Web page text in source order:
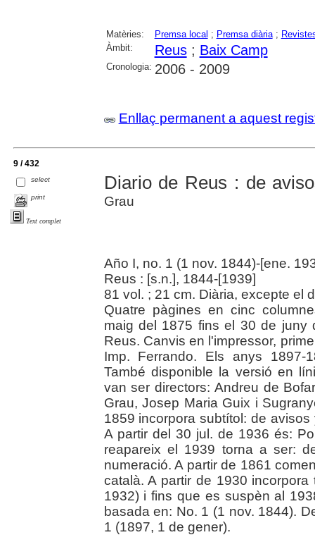
Matèries: Premsa local ; Premsa diària;
Àmbit:
Reus; Baix Camp
Cronologia: 2006 - 2009
Enllaç permanent a aquest
9 / 432
select
print
Text complet
Diario de Reus : de
Grau
Año I, no. 1 (1 nov. 1844)-[ene.
Reus : [s.n.], 1844-[1939]
81 vol. ; 21 cm. Diària, excepte el
Quatre pàgines en cinc
maig del 1875 fins el 30 de juny
Reus. Canvis en l'impressor,
Imp. Ferrando. Els anys 1897-
També disponible la versió en
van ser directors: Andreu de
Grau, Josep Maria Guix i
1859 incorpora subtítol: de
A partir del 30 jul. de 1936 és:
reapareix el 1939 torna a ser:
numeració. A partir de 1861
català. A partir de 1930
1932) i fins que es suspèn al
basada en: No. 1 (1 nov. 1844).
1 (1897, 1 de gener).